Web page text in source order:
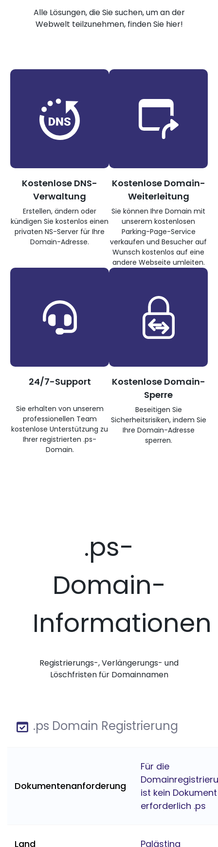
Alle Lösungen, die Sie suchen, um an der
Webwelt teilzunehmen, finden Sie hier!
Kostenlose DNS-
Verwaltung
Erstellen, ändern oder
kündigen Sie kostenlos einen
privaten NS-Server für Ihre
Domain-Adresse.
Kostenlose Domain-
Weiterleitung
Sie können Ihre Domain mit
unserem kostenlosen
Parking-Page-Service
verkaufen und Besucher auf
Wunsch kostenlos auf eine
andere Webseite umleiten.
24/7-Support
Sie erhalten von unserem
professionellen Team
kostenlose Unterstützung zu
Ihrer registrierten .ps-
Domain.
Kostenlose Domain-
Sperre
Beseitigen Sie
Sicherheitsrisiken, indem Sie
Ihre Domain-Adresse
sperren.
.ps-
Domain-
Informationen
Registrierungs-, Verlängerungs- und
Löschfristen für Domainnamen
.ps Domain Registrierung
Dokumentenanforderung
Für die
ist kein Dokument
erforderlich .ps
Land Palästina